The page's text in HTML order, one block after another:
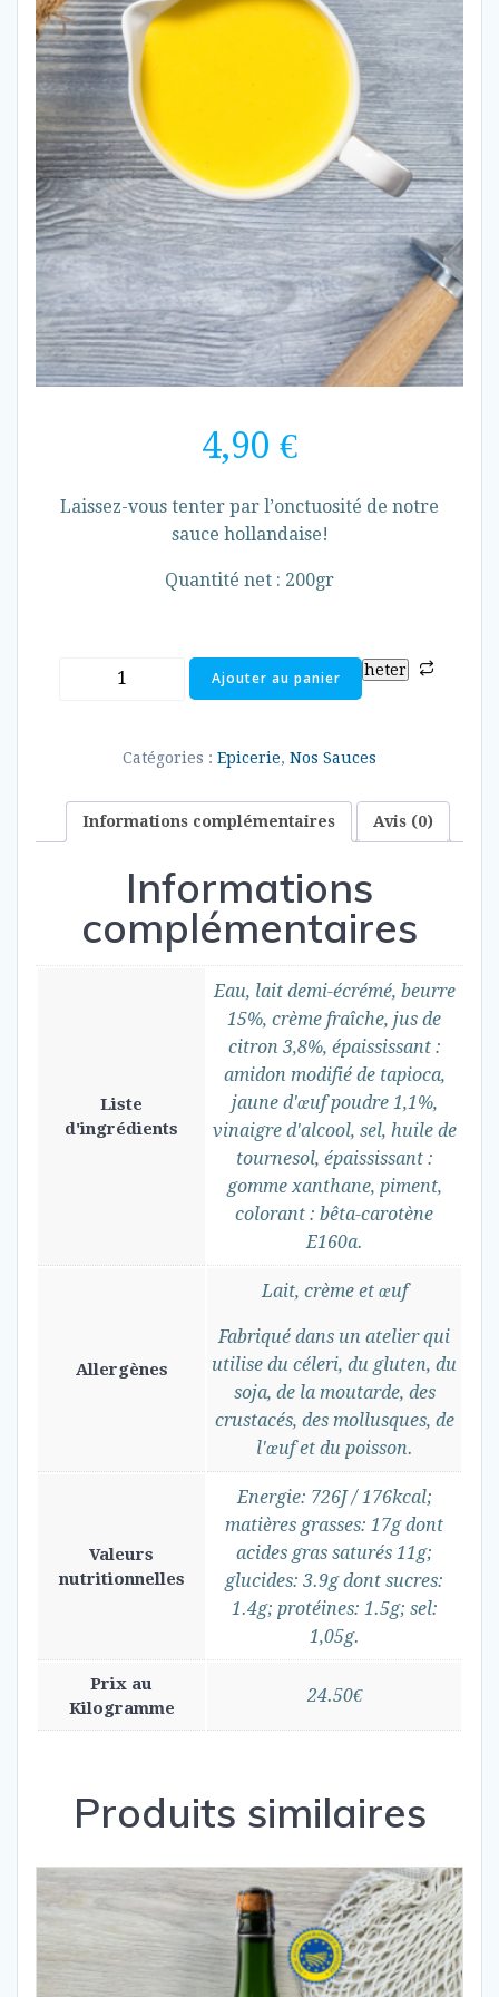
4,90 €
Laissez-vous tenter par l’onctuosité de notre
sauce hollandaise!
Quantité net : 200gr
heter
quantité
Hollandaise
Ajouter au panier
Catégories : Epicerie, Nos Sauces
Informations complémentaires Avis (0)
Informations
complémentaires
Liste
d'ingrédients
Eau, lait demi-écrémé, beurre
15%, crème fraîche, jus de
citron 3,8%, épaississant :
amidon modifié de tapioca,
jaune d'œuf poudre 1,1%,
vinaigre d'alcool, sel, huile de
tournesol, épaississant :
gomme xanthane, piment,
colorant : bêta-carotène
E160a.
Allergènes
Lait, crème et œuf
Fabriqué dans un atelier qui
utilise du céleri, du gluten, du
soja, de la moutarde, des
crustacés, des mollusques, de
l'œuf et du poisson.
Valeurs
nutritionnelles
Energie: 726J / 176kcal;
matières grasses: 17g dont
acides gras saturés 11g;
glucides: 3.9g dont sucres:
1.4g; protéines: 1.5g; sel:
1,05g.
Prix au
Kilogramme
24.50€
Produits similaires